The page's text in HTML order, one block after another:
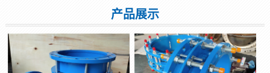
产品展示